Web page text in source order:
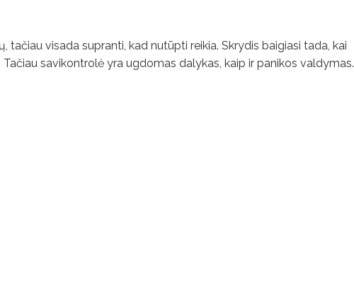
tačiau visada supranti, kad nutūpti reikia. Skrydis baigiasi tada, kai
savikontrolė yra ugdomas dalykas, kaip ir panikos valdymas.